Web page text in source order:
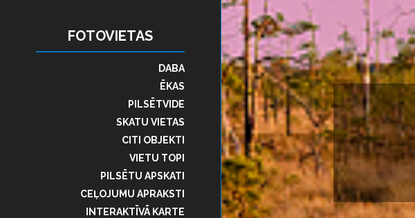
FOTOVIETAS
DABA
ĒKAS
PILSĒTVIDE
SKATU VIETAS
CITI OBJEKTI
VIETU TOPI
PILSĒTU APSKATI
CEĻOJUMU APRAKSTI
INTERAKTĪVĀ KARTE